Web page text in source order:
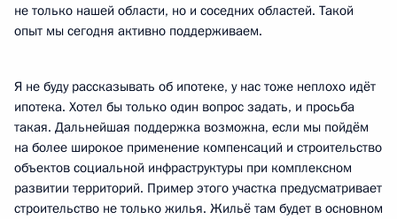
не только нашей области, но и соседних областей. Такой
опыт мы сегодня активно поддерживаем.
Я не буду рассказывать об ипотеке, у нас тоже неплохо идёт
ипотека. Хотел бы только один вопрос задать, и просьба
такая. Дальнейшая поддержка возможна, если мы пойдём
на более широкое применение компенсаций и строительство
объектов социальной инфраструктуры при комплексном
развитии территорий. Пример этого участка предусматривает
строительство не только жилья. Жильё там будет в основном